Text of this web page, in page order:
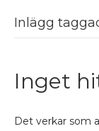
Inlägg
Inget
Det verkar som